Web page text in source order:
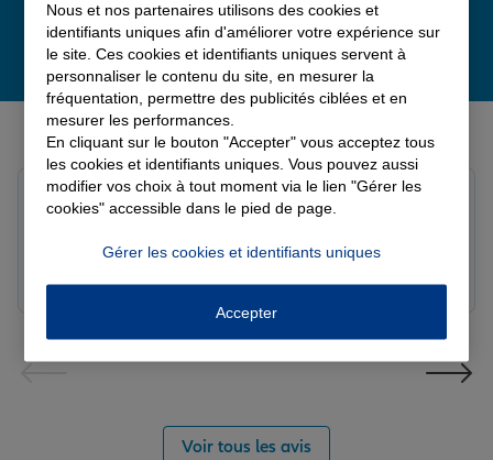
Derniers avis de nos agences Allianz
Note de 5 sur 5
Yori A.
Voir tous les avis
Nous et nos partenaires utilisons des cookies et
identifiants uniques afin d'améliorer votre expérience sur
le site. Ces cookies et identifiants uniques servent à
personnaliser le contenu du site, en mesurer la
fréquentation, permettre des publicités ciblées et en
mesurer les performances.
En cliquant sur le bouton "Accepter" vous acceptez tous
les cookies et identifiants uniques. Vous pouvez aussi
modifier vos choix à tout moment via le lien "Gérer les
cookies" accessible dans le pied de page.
Gérer les cookies et identifiants uniques
Accepter